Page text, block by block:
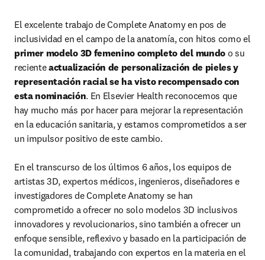
El excelente trabajo de Complete Anatomy en pos de
primer modelo 3D femenino completo del mundo o su
reciente actualización de personalización de pieles y
representación racial se ha visto recompensado con
esta nominación. En Elsevier Health reconocemos que
hay mucho más por hacer para mejorar la representación
en la educación sanitaria, y estamos comprometidos a ser
un impulsor positivo de este cambio.
En el transcurso de los últimos 6 años, los equipos de
artistas 3D, expertos médicos, ingenieros, diseñadores e
investigadores de Complete Anatomy se han
comprometido a ofrecer no solo modelos 3D inclusivos
innovadores y revolucionarios, sino también a ofrecer un
enfoque sensible, reflexivo y basado en la participación de
la comunidad, trabajando con expertos en la materia en el